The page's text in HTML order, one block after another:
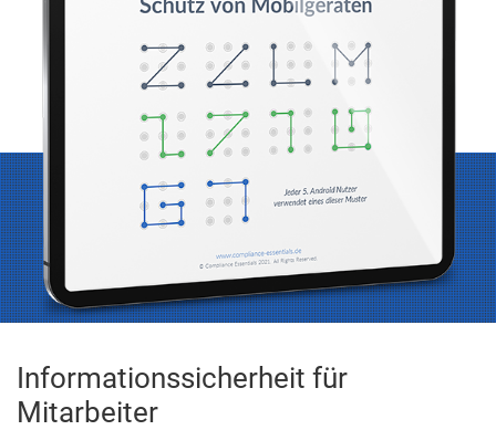
Informationssicherheit für
Mitarbeiter